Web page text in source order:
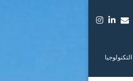
التكنولوجيا